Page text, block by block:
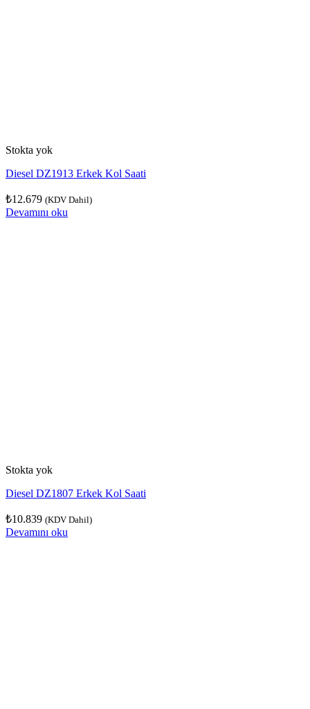
Stokta yok
Diesel DZ1913 Erkek Kol Saati
₺12.679 (KDV Dahil)
Devamını oku
Stokta yok
Diesel DZ1807 Erkek Kol Saati
₺10.839 (KDV Dahil)
Devamını oku